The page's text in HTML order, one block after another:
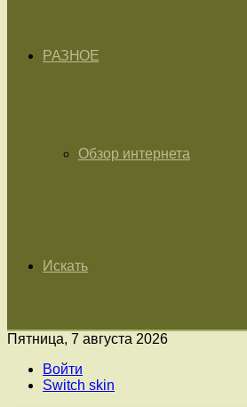
РАЗНОЕ
Обзор интернета
Искать
Пятница, 7 августа 2026
Войти
Switch skin